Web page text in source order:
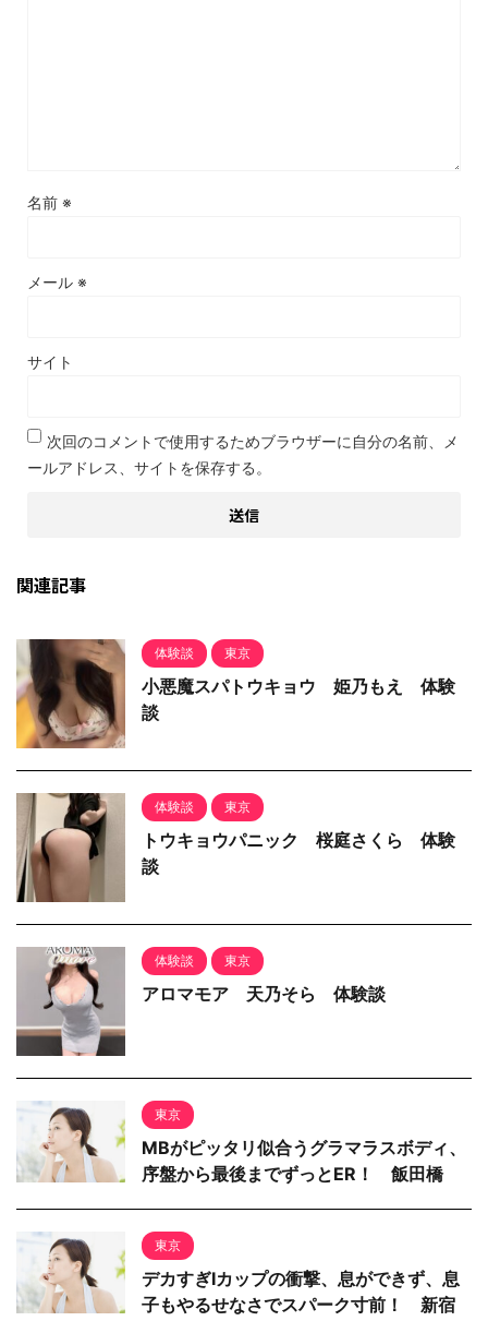
名前 ※
メール ※
サイト
次回のコメントで使用するためブラウザーに自分の名前、メ
ールアドレス、サイトを保存する。
関連記事
体験談 東京
小悪魔スパトウキョウ 姫乃もえ 体験
談
体験談 東京
トウキョウパニック 桜庭さくら 体験
談
体験談 東京
アロマモア 天乃そら 体験談
東京
MBがピッタリ似合うグラマラスボディ、
序盤から最後までずっとER！ 飯田橋
東京
デカすぎIカップの衝撃、息ができず、息
子もやるせなさでスパーク寸前！ 新宿